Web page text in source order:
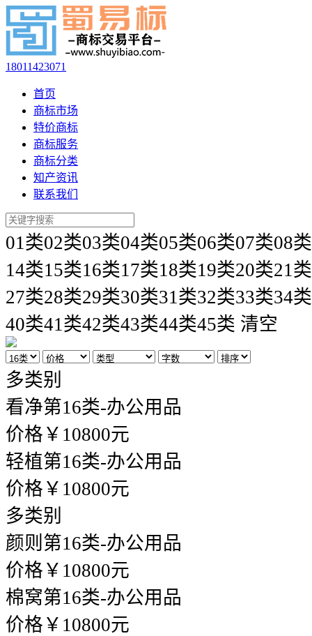
18011423071
首页
商标市场
特价商标
商标服务
商标分类
知产资讯
联系我们
01类02类03类04类05类06类07类08类
14类15类16类17类18类19类20类21类
27类28类29类30类31类32类33类34类
40类41类42类43类44类45类 清空
多类别
看净第16类-办公用品
价格￥10800元
轻植第16类-办公用品
价格￥10800元
多类别
颜则 第16类-办公用品
价格￥10800元
棉窝第16类-办公用品
价格￥10800元